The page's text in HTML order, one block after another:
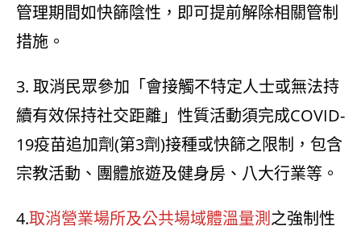
管理期間如快篩陰性，即可提前解除相關管制
措施。
3. 取消民眾參加「會接觸不特定人士或無法持
續有效保持社交距離」性質活動須完成COVID-
19疫苗追加劑(第3劑)接種或快篩之限制，包含
宗教活動、團體旅遊及健身房、八大行業等。
4.取消營業場所及公共場域體溫量測之強制性